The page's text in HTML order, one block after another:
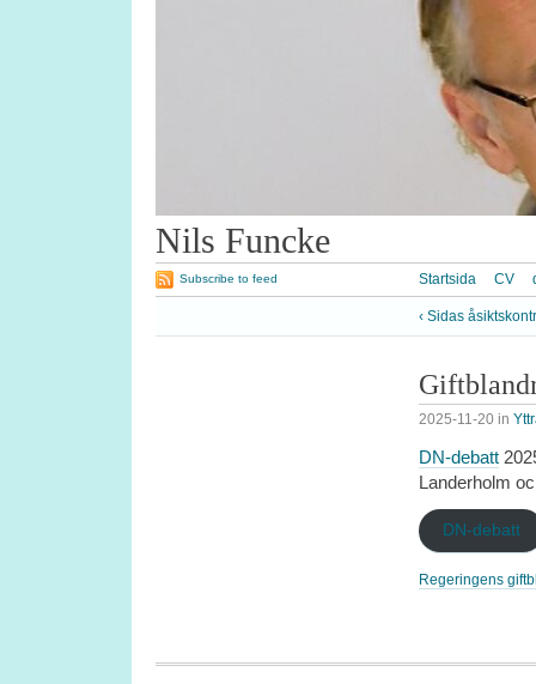
Nils Funcke
Startsida CV
Subscribe to feed
‹ Sidas
2025-11-20 in
DN-debatt
Landerholm
DN-debatt
Regeringens